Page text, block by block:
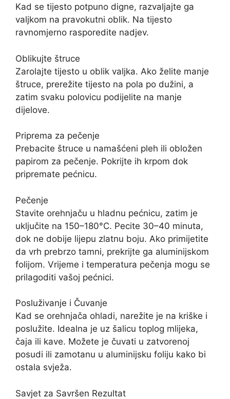
Kad se tijesto potpuno digne, razvaljajte ga
valjkom na pravokutni oblik. Na tijesto
ravnomjerno rasporedite nadjev.
Oblikujte štruce
Zarolajte tijesto u oblik valjka. Ako želite manje
štruce, prerežite tijesto na pola po dužini, a
zatim svaku polovicu podijelite na manje
dijelove.
Priprema za pečenje
Prebacite štruce u namašćeni pleh ili obložen
papirom za pečenje. Pokrijte ih krpom dok
pripremate pećnicu.
Pečenje
Stavite orehnjaču u hladnu pećnicu, zatim je
uključite na 150–180°C. Pecite 30–40 minuta,
dok ne dobije lijepu zlatnu boju. Ako primijetite
da vrh prebrzo tamni, prekrijte ga aluminijskom
folijom. Vrijeme i temperatura pečenja mogu se
prilagoditi vašoj pećnici.
Posluživanje i Čuvanje
Kad se orehnjača ohladi, narežite je na kriške i
poslužite. Idealna je uz šalicu toplog mlijeka,
čaja ili kave. Možete je čuvati u zatvorenoj
posudi ili zamotanu u aluminijsku foliju kako bi
ostala svježa.
Savjet za Savršen Rezultat